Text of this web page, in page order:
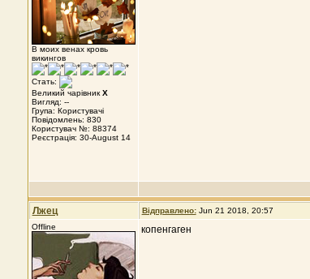
В моих венах кровь
викингов
Стать:
Великий чарівник X
Вигляд: --
Група: Користувачі
Повідомлень: 830
Користувач №: 88374
Реєстрація: 30-August 14
Лжец Відправлено: Jun 21 2018, 20:57
Offline
копенгаген